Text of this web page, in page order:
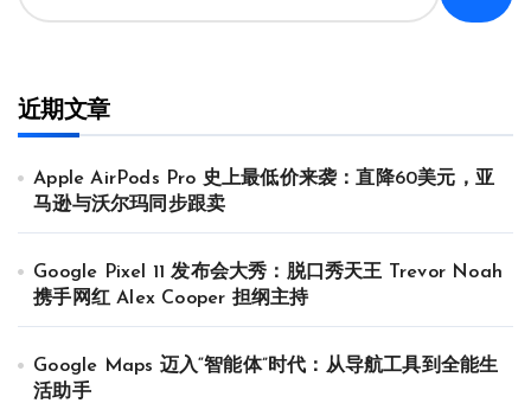
近期文章
Apple AirPods Pro 史上最低价来袭：直降60美元，亚
马逊与沃尔玛同步跟卖
Google Pixel 11 发布会大秀：脱口秀天王 Trevor Noah
携手网红 Alex Cooper 担纲主持
Google Maps 迈入“智能体”时代：从导航工具到全能生
活助手